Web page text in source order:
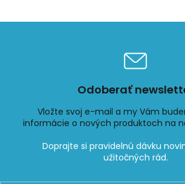
Odoberať
Vložte svoj e-mail a my Vám
informácie o nových produktoch na